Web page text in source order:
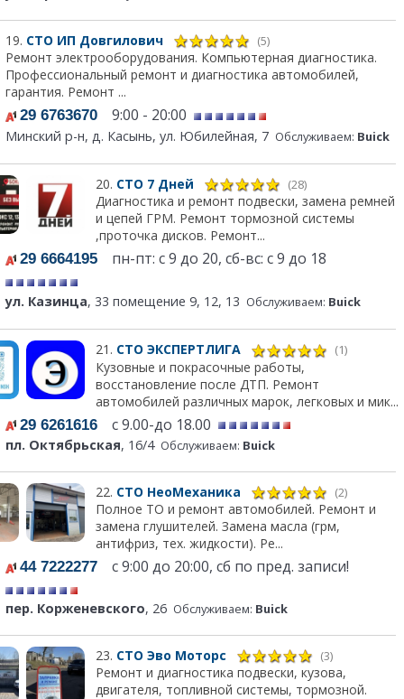
19. СТО ИП Довгилович (5)
Ремонт электрооборудования. Компьютерная диагностика.
Профессиональный ремонт и диагностика автомобилей,
гарантия. Ремонт ...
29 6763670 9:00 - 20:00
Минский р-н, д. Касынь, ул. Юбилейная, 7 Обслуживаем: Buick
20. СТО 7 Дней (28)
Диагностика и ремонт подвески, замена ремней
и цепей ГРМ. Ремонт тормозной системы
,проточка дисков. Ремонт...
29 6664195 пн-пт: с 9 до 20, сб-вс: с 9 до 18
ул. Казинца, 33 помещение 9, 12, 13 Обслуживаем: Buick
21. СТО ЭКСПЕРТЛИГА (1)
Кузовные и покрасочные работы,
восстановление после ДТП. Ремонт
автомобилей различных марок, легковых и мик...
29 6261616 с 9.00-до 18.00
пл. Октябрьская, 16/4 Обслуживаем: Buick
22. СТО НеоМеханика (2)
Полное ТО и ремонт автомобилей. Ремонт и
замена глушителей. Замена масла (грм,
антифриз, тех. жидкости). Ре...
44 7222277 с 9:00 до 20:00, сб по пред. записи!
пер. Корженевского, 26 Обслуживаем: Buick
23. СТО Эво Моторс (3)
Ремонт и диагностика подвески, кузова,
двигателя, топливной системы, тормозной.